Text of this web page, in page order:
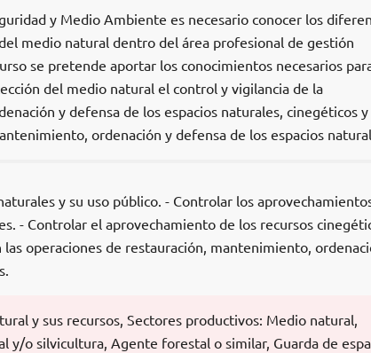
y Medio Ambiente es necesario conocer los
medio natural dentro del área profesional de gestión
se pretende aportar los conocimientos necesarios
del medio natural el control y vigilancia de la
y defensa de los espacios naturales, cinegéticos y
ordenación y defensa de los espacios
y su uso público. - Controlar los
- Controlar el aprovechamiento de los recursos
las operaciones de restauración, mantenimiento,
y sus recursos, Sectores productivos: Medio natural,
y/o silvicultura, Agente forestal o similar, Guarda de